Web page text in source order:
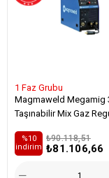
1 Faz Grubu
Magmaweld Megamig
Taşınabilir Mix Gaz
₺81.106,66
₺90.118,51
%10
i̇ndirim